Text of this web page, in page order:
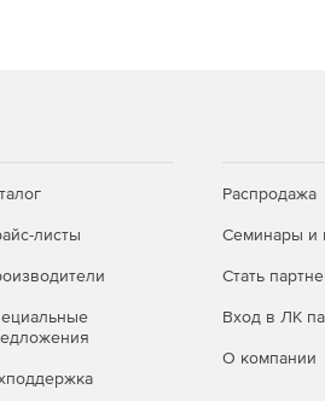
листы
Распродажа
Семинары и
Стать
Вход в ЛК
О компании